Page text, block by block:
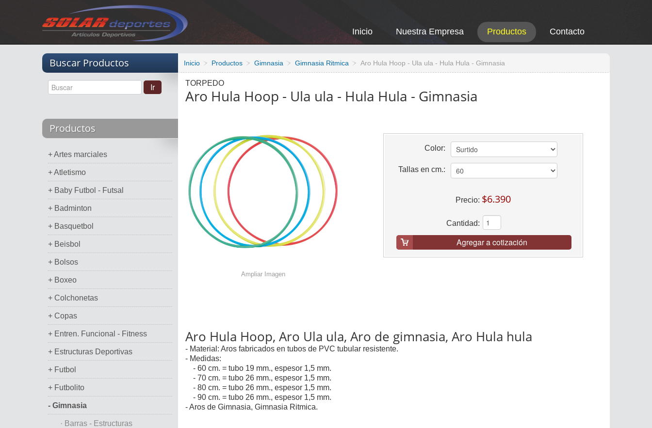
Inicio Nuestra Empresa Productos Contacto
Buscar Productos
Productos
+ Artes marciales
+ Atletismo
+ Baby Futbol - Futsal
+ Badminton
+ Basquetbol
+ Beisbol
+ Bolsos
+ Boxeo
+ Colchonetas
+ Copas
+ Entren. Funcional - Fitness
+ Estructuras Deportivas
+ Futbol
+ Futbolito
- Gimnasia
· Barras - Estructuras
Inicio Productos Gimnasia Gimnasia Ritmica Aro Hula Hoop - Ula ula - Hula Hula - Gimnasia
TORPEDO
Aro Hula Hoop - Ula ula - Hula Hula - Gimnasia
Color:
Tallas en cm.:
Precio: $6.390
Cantidad:
Agregar a cotización
Ampliar Imagen
Aro Hula Hoop, Aro Ula ula, Aro de gimnasia, Aro Hula hula
- Material: Aros fabricados en tubos de PVC tubular resistente.
- Medidas:
- 60 cm. = tubo 19 mm., espesor 1,5 mm.
- 70 cm. = tubo 26 mm., espesor 1,5 mm.
- 80 cm. = tubo 26 mm., espesor 1,5 mm.
- 90 cm. = tubo 26 mm., espesor 1,5 mm.
- Aros de Gimnasia, Gimnasia Ritmica.